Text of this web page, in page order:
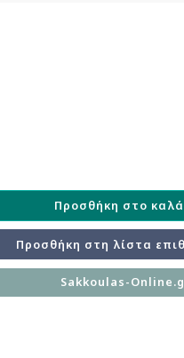
Προσθήκη στο
Προσθήκη στη λίστα
Sakkoulas-